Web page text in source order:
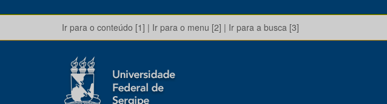
Ir para o conteúdo [1] | Ir para o menu [2] | Ir para a busca [3]